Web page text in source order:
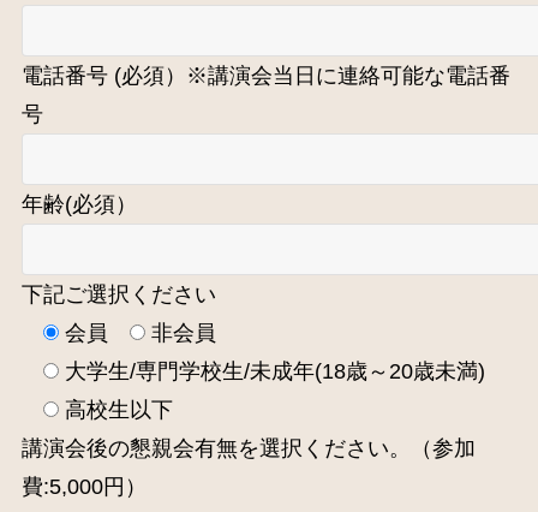
電話番号 (必須）※講演会当日に連絡可能な電話番
号
年齢(必須）
下記ご選択ください
会員
非会員
大学生/専門学校生/未成年(18歳～20歳未満)
高校生以下
講演会後の懇親会有無を選択ください。（参加
費:5,000円）